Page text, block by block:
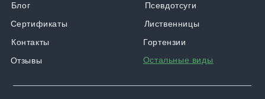
Отзывы
Контакты
Псевдотсуги
Лиственницы
Гортензии
Остальные виды
Блог
Сертификаты